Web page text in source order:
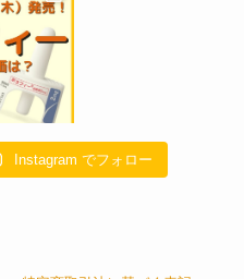
Instagram でフォロー